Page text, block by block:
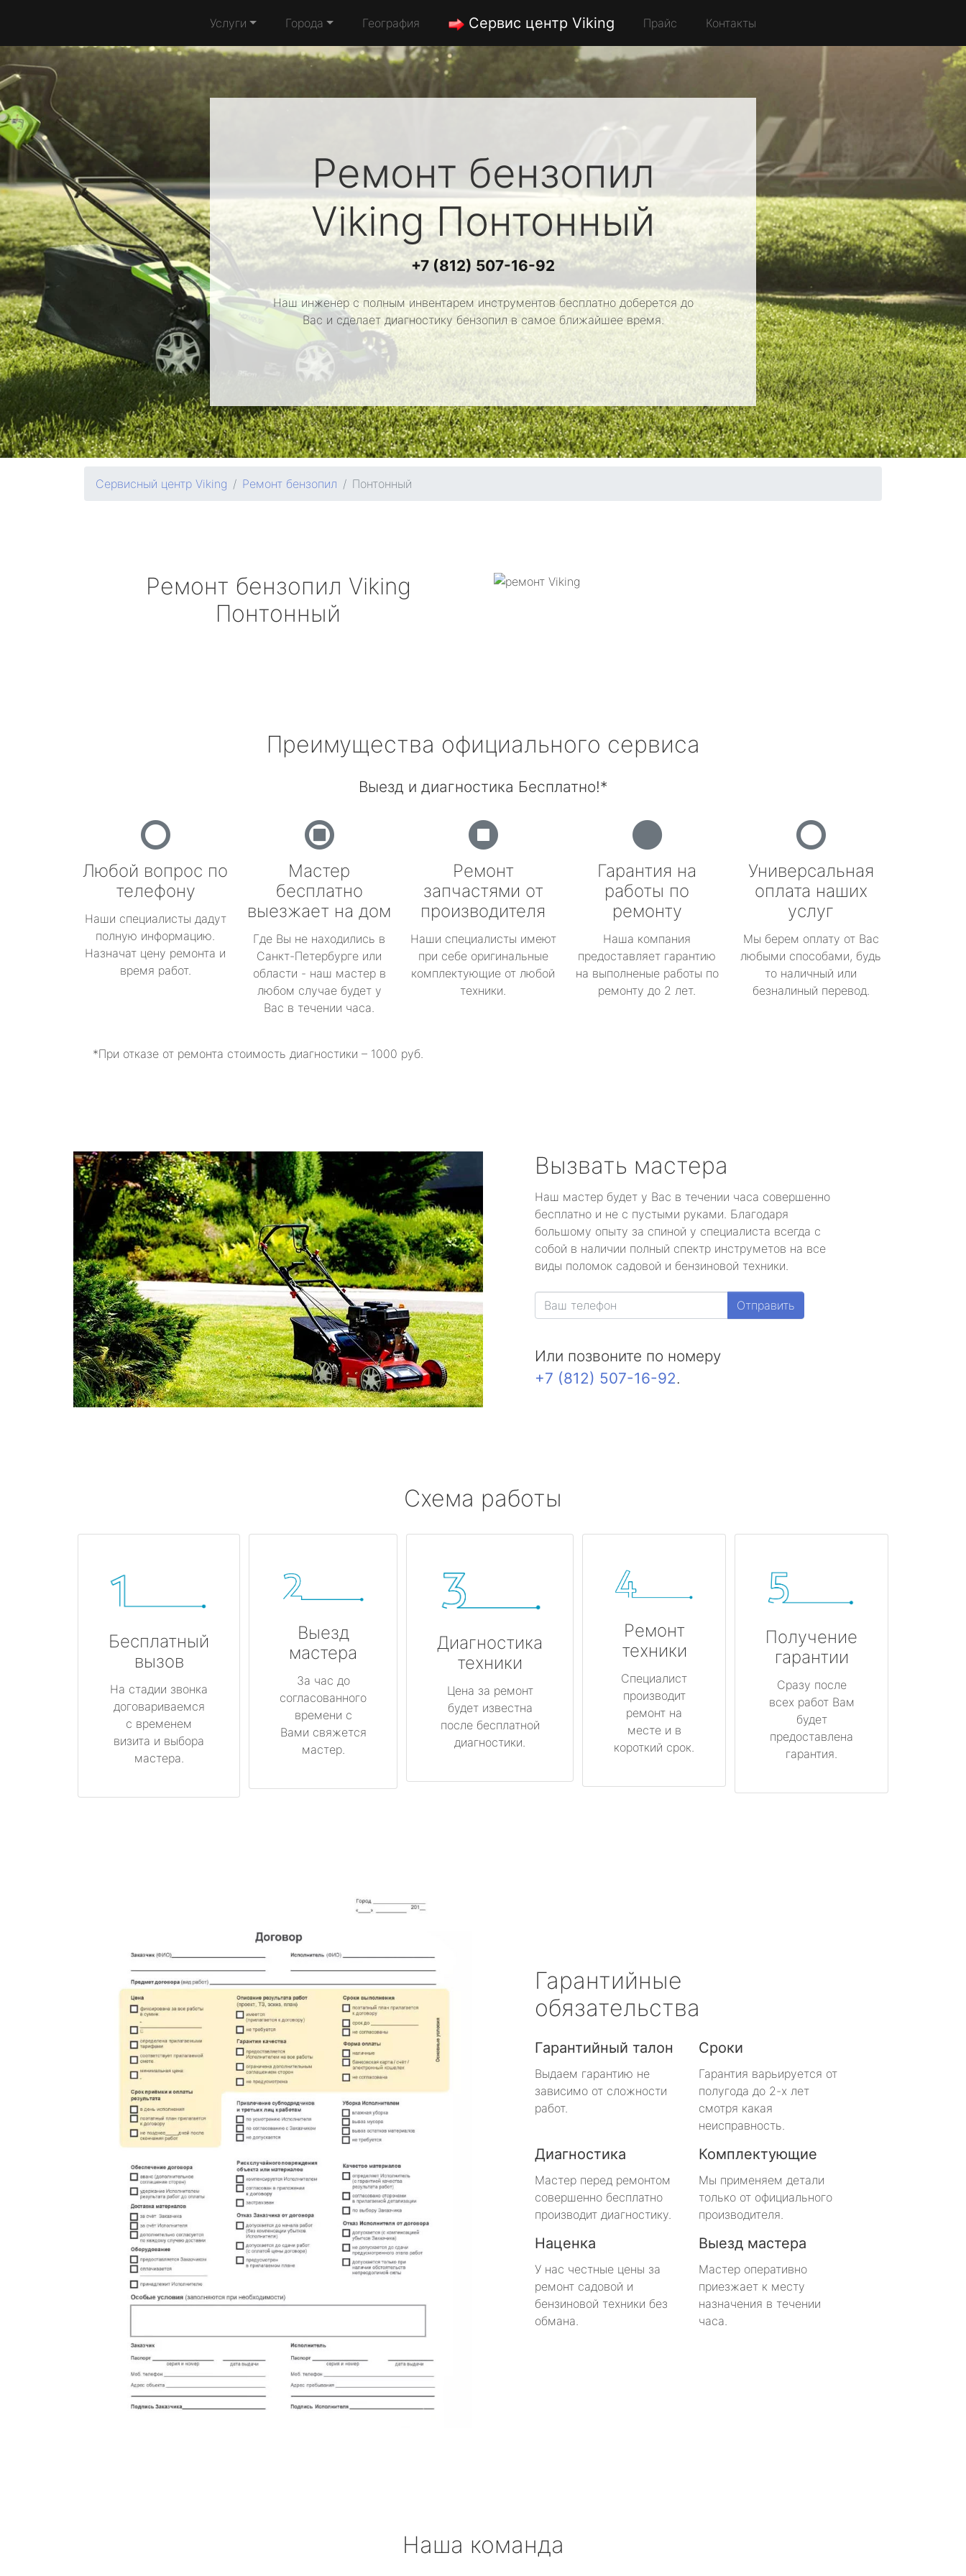
Услуги Города География Сервис центр Viking Прайс Контакты
Ремонт бензопил
VikingПонтонный
+7 (812) 507-16-92
Наш инженер с полным инвентарем инструментов бесплатно доберется до
Вас и сделает диагностику бензопил в самое ближайшее время.
Сервисный центр Viking Ремонт бензопил Понтонный
Ремонт бензопил Viking
Понтонный
Преимущества официального сервиса
Выезд и диагностика Бесплатно!*
Любой вопрос по
телефону
Наши специалисты дадут
полную информацию.
Назначат цену ремонта и
время работ.
Мастер
бесплатно
выезжает на дом
Где Вы не находились в
Санкт-Петербурге или
области - наш мастер в
любом случае будет у
Вас в течении часа.
Ремонт
запчастями от
производителя
Наши специалисты имеют
при себе оригинальные
комплектующие от любой
техники.
Гарантия на
работы по
ремонту
Наша компания
предоставляет гарантию
на выполненые работы по
ремонту до 2 лет.
Универсальная
оплата наших
услуг
Мы берем оплату от Вас
любыми способами, будь
то наличный или
безналиный перевод.
*При отказе от ремонта стоимость диагностики – 1000 руб.
Вызвать мастера
Наш мастер будет у Вас в течении часа совершенно
бесплатно и не с пустыми руками. Благодаря
большому опыту за спиной у специалиста всегда с
собой в наличии полный спектр инструметов на все
виды поломок садовой и бензиновой техники.
Отправить
Или позвоните по номеру
+7 (812) 507-16-92.
Схема работы
Бесплатный
вызов
На стадии звонка
договариваемся
с временем
визита и выбора
мастера.
Выезд
мастера
За час до
согласованного
времени с
Вами свяжется
мастер.
Диагностика
техники
Цена за ремонт
будет известна
после бесплатной
диагностики.
Ремонт
техники
Специалист
производит
ремонт на
месте и в
короткий срок.
Получение
гарантии
Сразу после
всех работ Вам
будет
предоставлена
гарантия.
Гарантийные
обязательства
Гарантийный талон
Выдаем гарантию не
зависимо от сложности
работ.
Сроки
Гарантия варьируется от
полугода до 2-х лет
смотря какая
неисправность.
Диагностика
Мастер перед ремонтом
совершенно бесплатно
производит диагностику.
Комплектующие
Мы применяем детали
только от официального
производителя.
Наценка
У нас честные цены за
ремонт садовой и
бензиновой техники без
обмана.
Выезд мастера
Мастер оперативно
приезжает к месту
назначения в течении
часа.
Наша команда